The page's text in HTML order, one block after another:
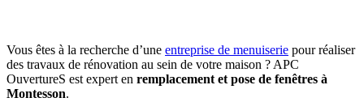
Vous êtes à la recherche d’une entreprise de menuiserie pour réaliser
des travaux de rénovation au sein de votre maison ? APC
OuvertureS est expert en remplacement et pose de fenêtres à
Montesson.